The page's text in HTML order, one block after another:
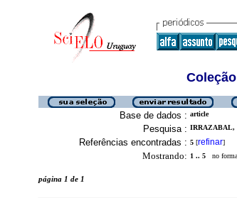
Base de dados : article
Pesquisa : IRRAZABAL,
Referências encontradas : 5 [refinar]
Mostrando: 1 .. 5 no
página 1 de 1